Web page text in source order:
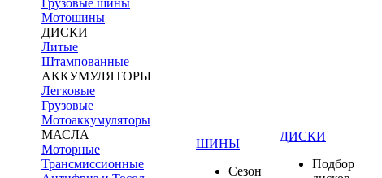
Мотошины
ДИСКИ
Литые
Штампованные
АККУМУЛЯТОРЫ
Легковые
Грузовые
Мотоаккумуляторы
МАСЛА
Моторные
Трансмиссионные
ШИНЫ
Сезон
ДИСКИ
Подбор